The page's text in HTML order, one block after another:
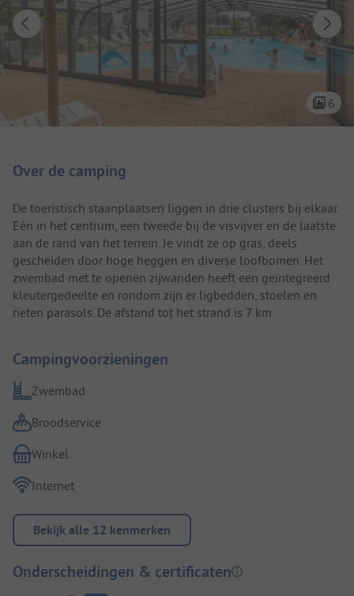
6
Over de camping
De toeristisch staanplaatsen liggen in drie clusters bij elkaar.
Eén in het centrum, een tweede bij de visvijver en de laatste
aan de rand van het terrein. Je vindt ze op gras, deels
gescheiden door hoge heggen en diverse loofbomen. Het
zwembad met te openen zijwanden heeft een geïntegreerd
kleutergedeelte en rondom zijn er ligbedden, stoelen en
rieten parasols. De afstand tot het strand is 7 km.
Campingvoorzieningen
Zwembad
Broodservice
Winkel
Internet
Bekijk alle 12 kenmerken
Onderscheidingen & certificaten